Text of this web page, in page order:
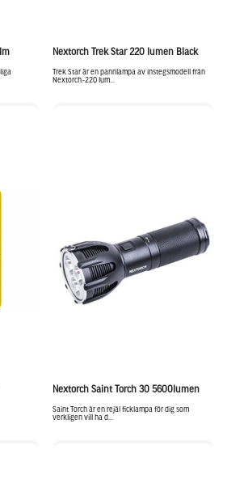
Nextorch Trek Star 220 lumen Black
Trek Star är en pannlampa av instegsmodell från
Nextorch.-220 lum...
Nextorch Saint Torch 30 5600lumen
Saint Torch är en rejäl ficklampa för dig som
verkligen vill ha d...